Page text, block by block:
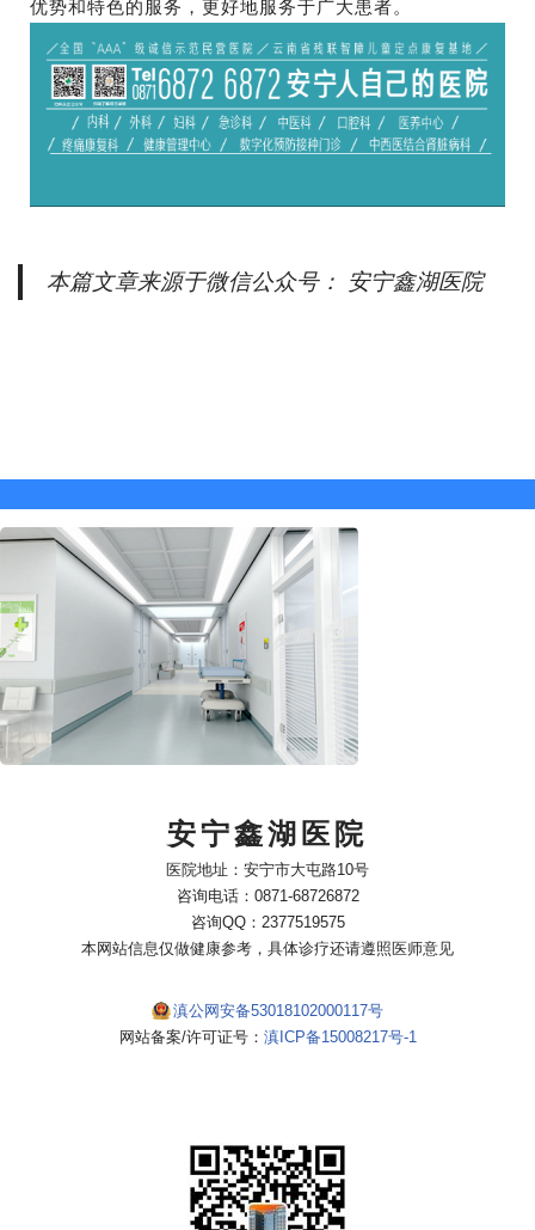
优势和特色的服务，更好地服务于广大患者。
本篇文章来源于微信公众号： 安宁鑫湖医院
安宁鑫湖医院
医院地址：安宁市大屯路10号
咨询电话：0871-68726872
咨询QQ：2377519575
本网站信息仅做健康参考，具体诊疗还请遵照医师意见
滇公网安备53018102000117号
网站备案/许可证号： 滇ICP备15008217号-1